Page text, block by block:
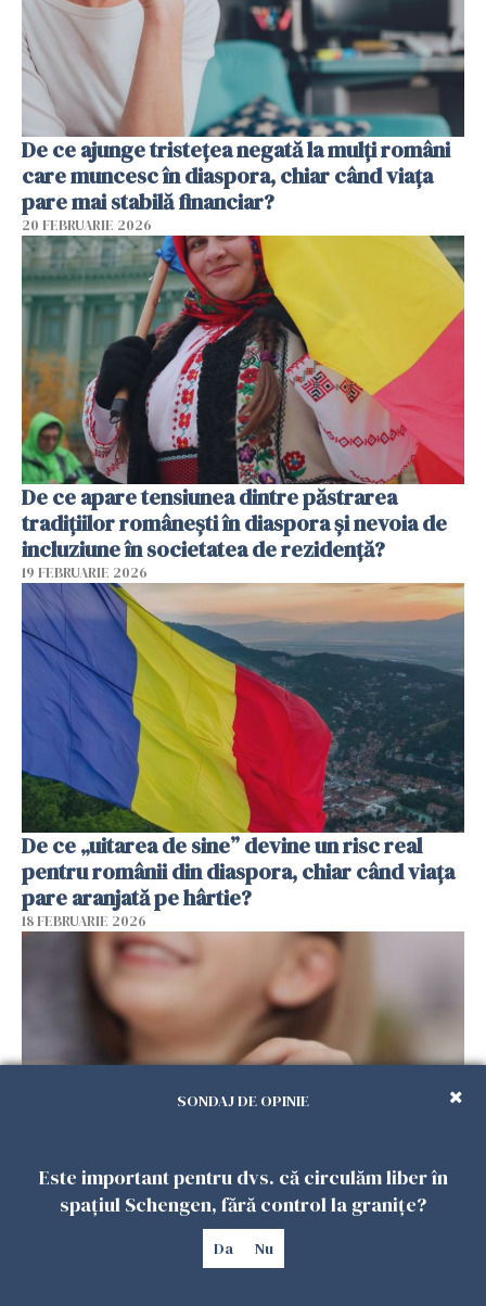
De ce ajunge tristețea negată la mulți români
care muncesc în diaspora, chiar când viața
pare mai stabilă financiar?
20 FEBRUARIE 2026
De ce apare tensiunea dintre păstrarea
tradițiilor românești în diaspora și nevoia de
incluziune în societatea de rezidență?
19 FEBRUARIE 2026
De ce „uitarea de sine” devine un risc real
pentru românii din diaspora, chiar când viața
pare aranjată pe hârtie?
18 FEBRUARIE 2026
Alocație universală pentru copii în Spania.
100.000 de români ar putea primi 200 de euro
SONDAJ DE OPINIE
Este important pentru dvs. că circulăm liber în
spațiul Schengen, fără control la granițe?
Da Nu